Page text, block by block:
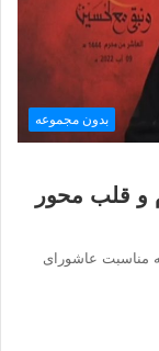
بدون مجموعه
و قلب محور
مناسبت عاشورای